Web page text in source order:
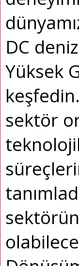
DC
Yüksek
keşfedin.
sektör